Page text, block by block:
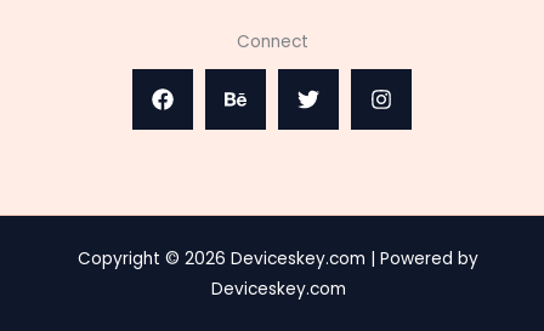
Connect
Copyright © 2026 Deviceskey.com | Powered by
Deviceskey.com